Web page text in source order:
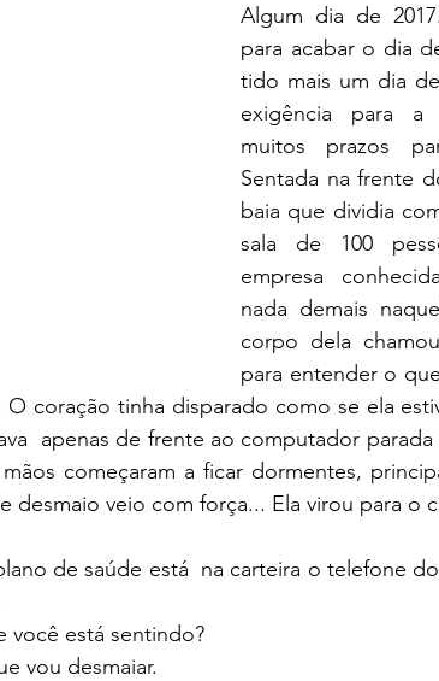
Algum dia de
para acabar o dia
tido mais um dia
exigência para a
muitos prazos
Sentada na frente
baia que dividia
sala de 100
empresa
nada demais
corpo dela
para entender o
O coração tinha disparado como se ela
apenas de frente ao computador
começaram a ficar dormentes,
desmaio veio com força... Ela virou para o
de saúde está  na carteira o telefone
você está sentindo?
vou desmaiar.